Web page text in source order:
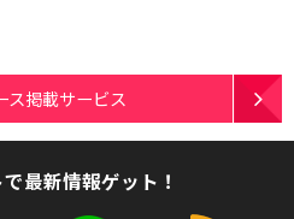
ス掲載サービス
最新情報ゲット！